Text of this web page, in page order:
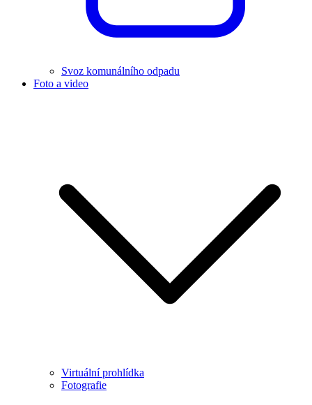
Svoz komunálního odpadu
Foto a video
Virtuální prohlídka
Fotografie